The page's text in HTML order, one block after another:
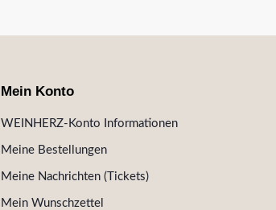
Mein Konto
WEINHERZ-Konto Informationen
Meine Bestellungen
Meine Nachrichten (Tickets)
Mein Wunschzettel